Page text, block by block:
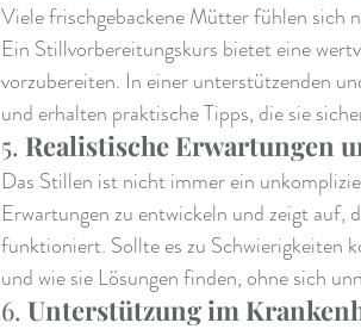
Viele frischgebackene Mütter fühlen sich
Ein Stillvorbereitungskurs bietet eine
vorzubereiten. In einer unterstützenden
und erhalten praktische Tipps, die sie
5. Realistische Erwartungen
Das Stillen ist nicht immer ein
Erwartungen zu entwickeln und zeigt
funktioniert. Sollte es zu Schwierigkeiten
und wie sie Lösungen finden, ohne sich
6. Unterstützung im